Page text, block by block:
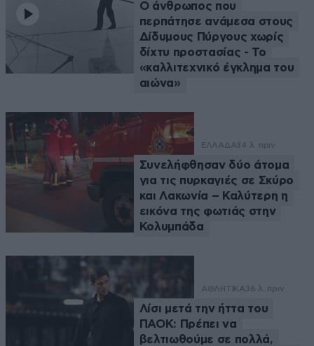
Ο άνθρωπος που
περπάτησε ανάμεσα στους
Δίδυμους Πύργους χωρίς
δίχτυ προστασίας - Το
«καλλιτεχνικό έγκλημα του
αιώνα»
ΕΛΛΑΔΑ34 λ. πριν
Συνελήφθησαν δύο άτομα
για τις πυρκαγιές σε Σκύρο
και Λακωνία – Καλύτερη η
εικόνα της φωτιάς στην
Κολυμπάδα
ΑΘΛΗΤΙΚΑ36 λ. πριν
Λίσι μετά την ήττα του
ΠΑΟΚ: Πρέπει να
βελτιωθούμε σε πολλά,